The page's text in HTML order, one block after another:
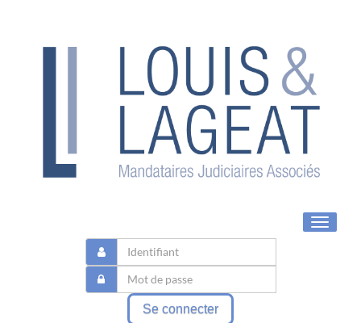
Toggle
Se connecter